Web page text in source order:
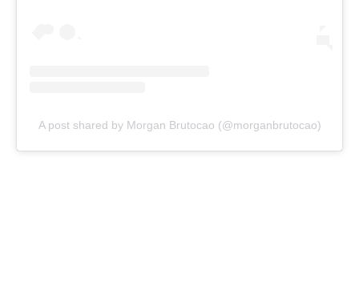
A post shared by Morgan Brutocao (@morganbrutocao)